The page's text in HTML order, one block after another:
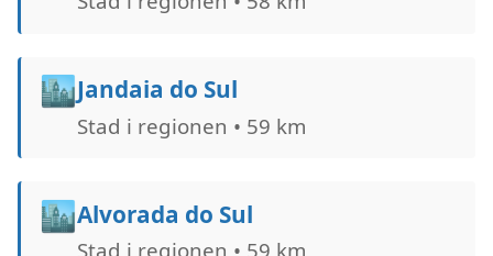
🏙️Jandaia do Sul
Stad i regionen • 59 km
🏙️Alvorada do Sul
Stad i regionen • 59 km